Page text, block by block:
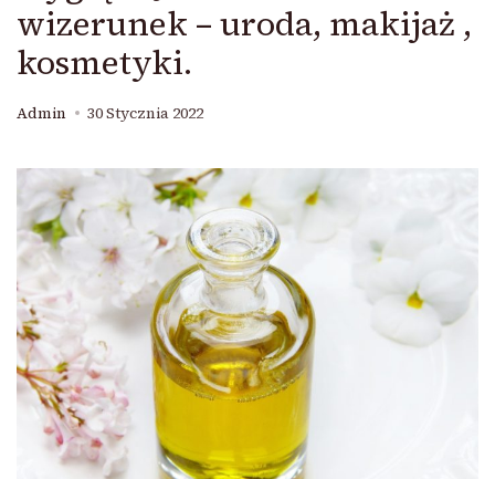
wizerunek – uroda, makijaż ,
kosmetyki.
Admin 30 Stycznia 2022